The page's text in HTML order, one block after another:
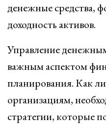
денежные средства,
доходность активов.
Управление
важным аспектом
планирования. Как
организациям,
стратегии, которые